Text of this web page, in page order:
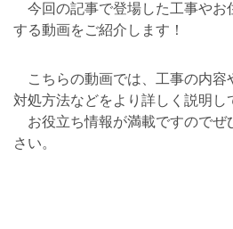
今回の記事で登場した工事やお
する動画をご紹介します！
こちらの動画では、工事の内容
対処方法などをより詳しく説明し
お役立ち情報が満載ですのでぜ
さい。